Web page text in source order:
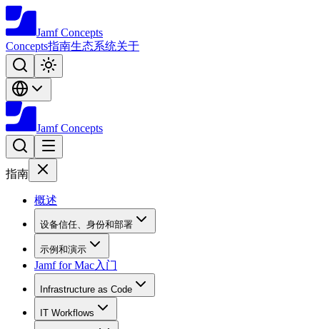
Jamf Concepts
Concepts指南生态系统关于
Jamf Concepts
指南
概述
设备信任、身份和部署
示例和演示
Jamf for Mac入门
Infrastructure as Code
IT Workflows